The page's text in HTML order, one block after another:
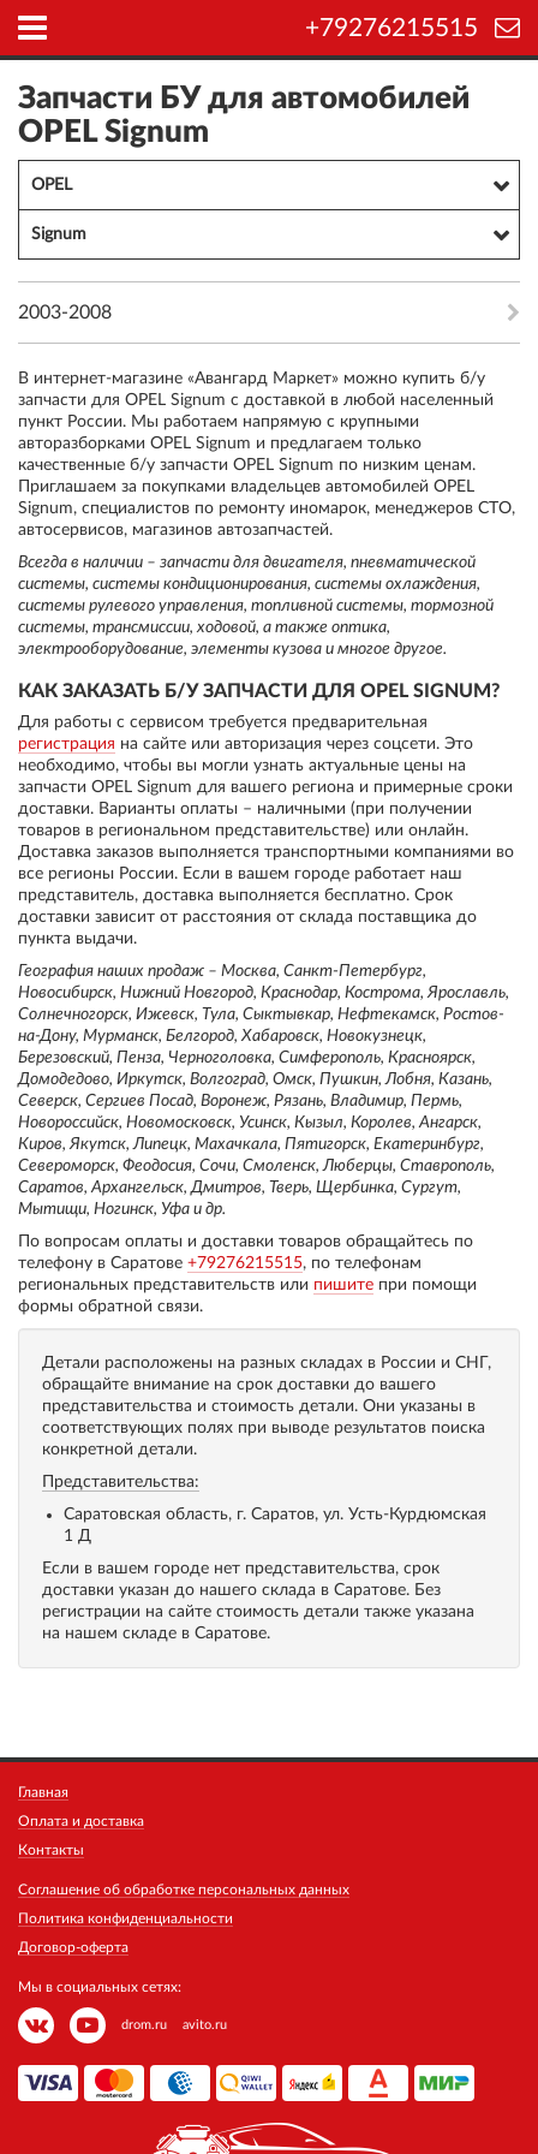
+79276215515
Запчасти БУ для автомобилей
OPEL Signum
OPEL
Signum
2003-2008
В интернет-магазине «Авангард Маркет» можно купить б/у
запчасти для OPEL Signum с доставкой в любой населенный
пункт России. Мы работаем напрямую с крупными
авторазборками OPEL Signum и предлагаем только
качественные б/у запчасти OPEL Signum по низким ценам.
Приглашаем за покупками владельцев автомобилей OPEL
Signum, специалистов по ремонту иномарок, менеджеров СТО,
автосервисов, магазинов автозапчастей.
Всегда в наличии – запчасти для двигателя, пневматической
системы, системы кондиционирования, системы охлаждения,
системы рулевого управления, топливной системы, тормозной
системы, трансмиссии, ходовой, а также оптика,
электрооборудование, элементы кузова и многое другое.
КАК ЗАКАЗАТЬ Б/У ЗАПЧАСТИ ДЛЯ OPEL SIGNUM?
Для работы с сервисом требуется предварительная
регистрация на сайте или авторизация через соцсети. Это
необходимо, чтобы вы могли узнать актуальные цены на
запчасти OPEL Signum для вашего региона и примерные сроки
доставки. Варианты оплаты – наличными (при получении
товаров в региональном представительстве) или онлайн.
Доставка заказов выполняется транспортными компаниями во
все регионы России. Если в вашем городе работает наш
представитель, доставка выполняется бесплатно. Срок
доставки зависит от расстояния от склада поставщика до
пункта выдачи.
География наших продаж – Москва, Санкт-Петербург,
Новосибирск, Нижний Новгород, Краснодар, Кострома, Ярославль,
Солнечногорск, Ижевск, Тула, Сыктывкар, Нефтекамск, Ростов-
на-Дону, Мурманск, Белгород, Хабаровск, Новокузнецк,
Березовский, Пенза, Черноголовка, Симферополь, Красноярск,
Домодедово, Иркутск, Волгоград, Омск, Пушкин, Лобня, Казань,
Северск, Сергиев Посад, Воронеж, Рязань, Владимир, Пермь,
Новороссийск, Новомосковск, Усинск, Кызыл, Королев, Ангарск,
Киров, Якутск, Липецк, Махачкала, Пятигорск, Екатеринбург,
Североморск, Феодосия, Сочи, Смоленск, Люберцы, Ставрополь,
Саратов, Архангельск, Дмитров, Тверь, Щербинка, Сургут,
Мытищи, Ногинск, Уфа и др.
По вопросам оплаты и доставки товаров обращайтесь по
телефону в Саратове +79276215515, по телефонам
региональных представительств или пишите при помощи
формы обратной связи.
Детали расположены на разных складах в России и СНГ,
обращайте внимание на срок доставки до вашего
представительства и стоимость детали. Они указаны в
соответствующих полях при выводе результатов поиска
конкретной детали.
Представительства:
Саратовская область, г. Саратов, ул. Усть-Курдюмская
1 Д
Если в вашем городе нет представительства, срок
доставки указан до нашего склада в Саратове. Без
регистрации на сайте стоимость детали также указана
на нашем складе в Саратове.
Главная
Оплата и доставка
Контакты
Соглашение об обработке персональных данных
Политика конфиденциальности
Договор-оферта
Мы в социальных сетях:
drom.ru avito.ru